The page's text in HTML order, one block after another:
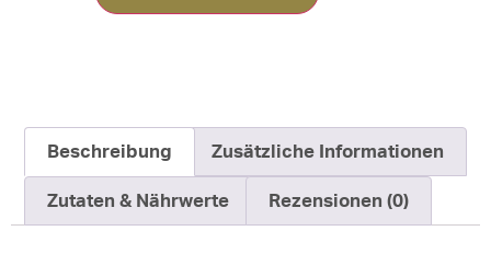
Beschreibung Zusätzliche Informationen
Zutaten & Nährwerte Rezensionen (0)